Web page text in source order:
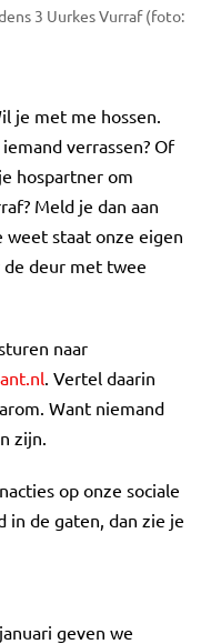
3 Uurkes Vurraf (foto:
je met me hossen.
verrassen? Of
hospartner om
Meld je dan aan
weet staat onze eigen
deur met twee
naar
. Vertel daarin
Want niemand
zijn.
op onze sociale
in de gaten, dan zie je
geven we